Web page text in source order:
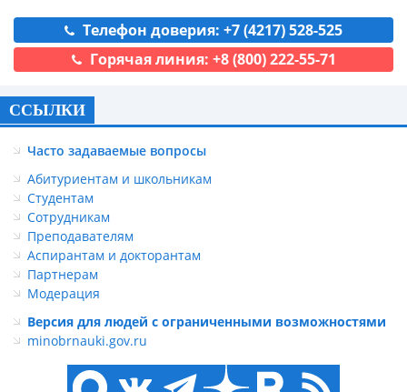
Телефон доверия: +7 (4217) 528-525
Горячая линия: +8 (800) 222-55-71
ССЫЛКИ
Часто задаваемые вопросы
Абитуриентам и школьникам
Студентам
Сотрудникам
Преподавателям
Аспирантам и докторантам
Партнерам
Модерация
Версия для людей с ограниченными возможностями
minobrnauki.gov.ru